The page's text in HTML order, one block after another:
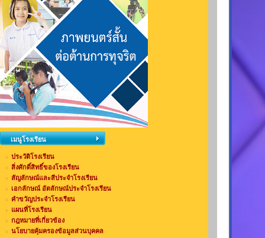
เมนูโรงเรียน
ประวัติโรงเรียน
สิ่งศักดิ์สิทธิ์ของโรงเรียน
สัญลักษณ์และสีประจำโรงเรียน
เอกลักษณ์ อัตลักษณ์ประจำโรงเรียน
คำขวัญประจำโรงเรียน
แผนที่โรงเรียน
กฎหมายที่เกี่ยวข้อง
นโยบายคุ้มครองข้อมูลส่วนบุคคล